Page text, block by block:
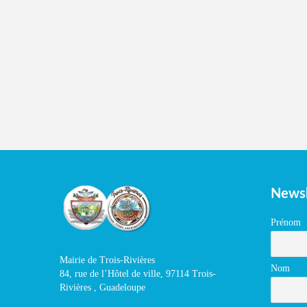
Mairie de Trois-Rivières
84, rue de l’Hôtel de ville, 97114 Trois-
Rivières , Guadeloupe
Prénom
Nom